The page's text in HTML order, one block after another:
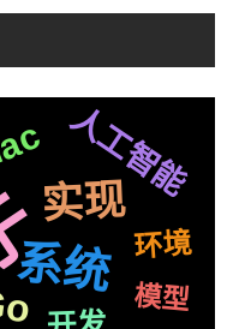
系统
实现
人工智能
环境
模型
利用
Lang